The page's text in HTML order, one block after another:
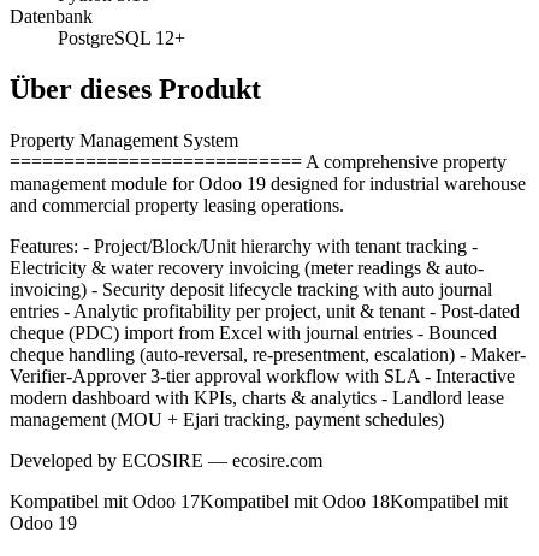
Datenbank
PostgreSQL 12+
Über dieses Produkt
Property Management System
=========================== A comprehensive property
management module for Odoo 19 designed for industrial warehouse
and commercial property leasing operations.
Features: - Project/Block/Unit hierarchy with tenant tracking -
Electricity & water recovery invoicing (meter readings & auto-
invoicing) - Security deposit lifecycle tracking with auto journal
entries - Analytic profitability per project, unit & tenant - Post-dated
cheque (PDC) import from Excel with journal entries - Bounced
cheque handling (auto-reversal, re-presentment, escalation) - Maker-
Verifier-Approver 3-tier approval workflow with SLA - Interactive
modern dashboard with KPIs, charts & analytics - Landlord lease
management (MOU + Ejari tracking, payment schedules)
Developed by ECOSIRE — ecosire.com
Kompatibel mit Odoo 17Kompatibel mit Odoo 18Kompatibel mit
Odoo 19